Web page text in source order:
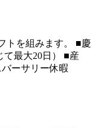
トを組みます。 ■慶
て最大20日） ■産
ーサリー休暇